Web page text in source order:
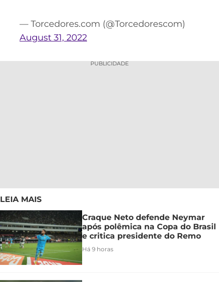
— Torcedores.com (@Torcedorescom)
August 31, 2022
PUBLICIDADE
LEIA MAIS
Craque Neto defende Neymar
após polêmica na Copa do Brasil
e critica presidente do Remo
Há 9 horas